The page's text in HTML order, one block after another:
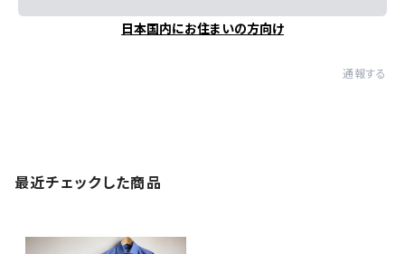
日本国内にお住まいの方向け
通報する
最近チェックした商品